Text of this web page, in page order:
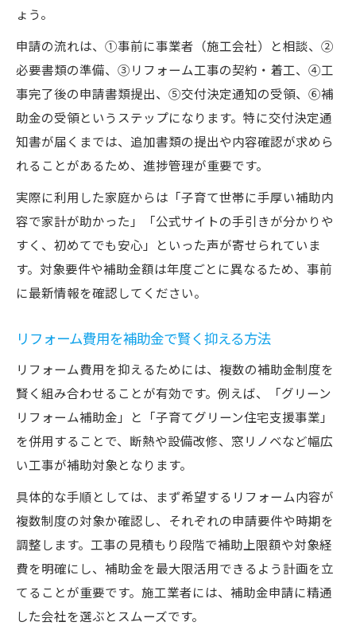
ょう。
申請の流れは、①事前に事業者（施工会社）と相談、②
必要書類の準備、③リフォーム工事の契約・着工、④工
事完了後の申請書類提出、⑤交付決定通知の受領、⑥補
助金の受領というステップになります。特に交付決定通
知書が届くまでは、追加書類の提出や内容確認が求めら
れることがあるため、進捗管理が重要です。
実際に利用した家庭からは「子育て世帯に手厚い補助内
容で家計が助かった」「公式サイトの手引きが分かりや
すく、初めてでも安心」といった声が寄せられていま
す。対象要件や補助金額は年度ごとに異なるため、事前
に最新情報を確認してください。
リフォーム費用を補助金で賢く抑える方法
リフォーム費用を抑えるためには、複数の補助金制度を
賢く組み合わせることが有効です。例えば、「グリーン
リフォーム補助金」と「子育てグリーン住宅支援事業」
を併用することで、断熱や設備改修、窓リノベなど幅広
い工事が補助対象となります。
具体的な手順としては、まず希望するリフォーム内容が
複数制度の対象か確認し、それぞれの申請要件や時期を
調整します。工事の見積もり段階で補助上限額や対象経
費を明確にし、補助金を最大限活用できるよう計画を立
てることが重要です。施工業者には、補助金申請に精通
した会社を選ぶとスムーズです。